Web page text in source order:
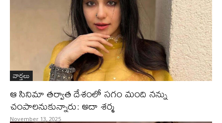
వార్తలు
ఆ సినిమా తర్వాత దేశంలో సగం మంది నన్ను
చంపాలనుకున్నారు: అదా శర్మ
November 13, 2025